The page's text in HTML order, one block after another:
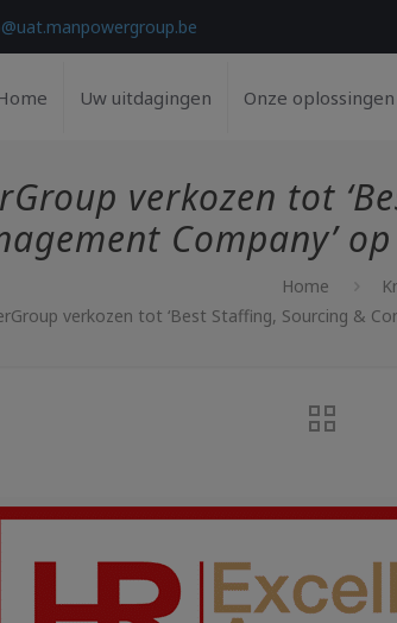
Uw uitdagingen Onze oplossingen
verkozen tot
Company’
Home
verkozen tot ‘Best Staffing, Sourcing &